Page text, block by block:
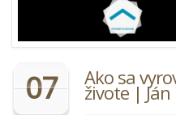
07 Ako sa
živote | Ján